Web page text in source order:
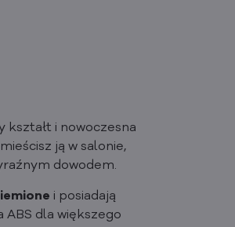
i nowoczesna
ją w salonie,
dowodem.
i posiadają
dla większego